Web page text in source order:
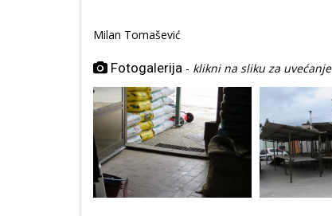
Milan Tomašević
Fotogalerija - klikni na sliku za uvećanje